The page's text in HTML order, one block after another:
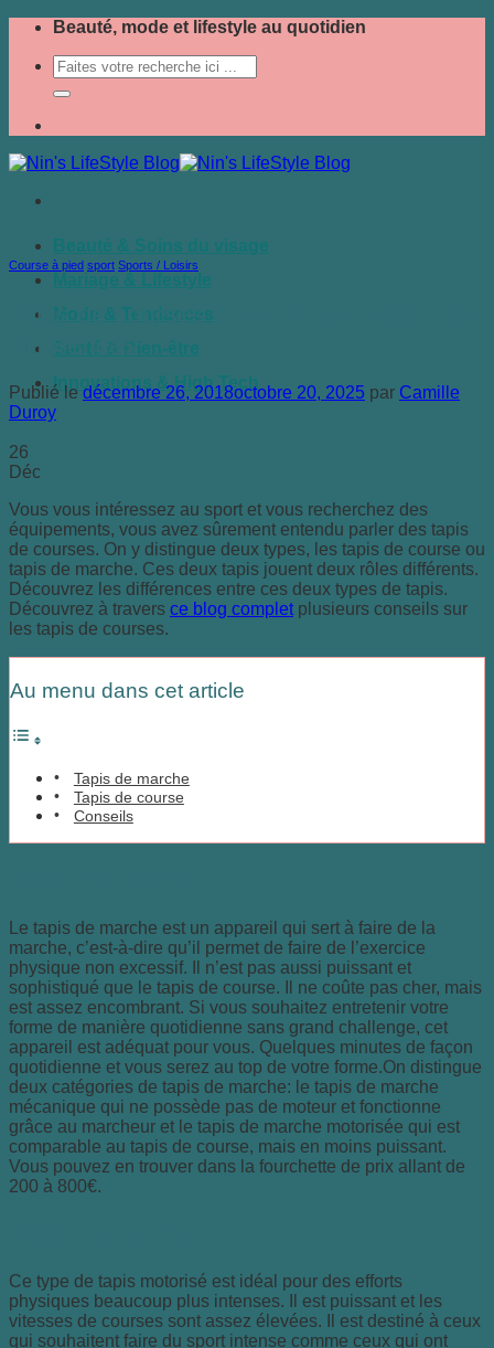
Passer
contenu
Beauté, mode et lifestyle au quotidien
Beauté & Soins du visage
Mariage & Lifestyle
Mode & Tendances
Santé & Bien-être
Innovations & High Tech
Course à pied sport Sports / Loisirs
Tapis de courses ou tapis de marche les
différences
Publié ledécembre 26, 2018octobre 20, 2025 par Camille
Duroy
26
Déc
Vous vous intéressez au sport et vous recherchez des
équipements, vous avez sûrement entendu parler des tapis
de courses. On y distingue deux types, les tapis de course ou
tapis de marche. Ces deux tapis jouent deux rôles différents.
Découvrez les différences entre ces deux types de tapis.
Découvrez à travers ce blog complet plusieurs conseils sur
les tapis de courses.
Au menu dans cet article
Tapis de marche
Tapis de course
Conseils
Le tapis de marche est un appareil qui sert à faire de la
marche, c’est-à-dire qu’il permet de faire de l’exercice
physique non excessif. Il n’est pas aussi puissant et
sophistiqué que le tapis de course. Il ne coûte pas cher, mais
est assez encombrant. Si vous souhaitez entretenir votre
forme de manière quotidienne sans grand challenge, cet
appareil est adéquat pour vous. Quelques minutes de façon
quotidienne et vous serez au top de votre forme.On distingue
deux catégories de tapis de marche: le tapis de marche
mécanique qui ne possède pas de moteur et fonctionne
grâce au marcheur et le tapis de marche motorisée qui est
comparable au tapis de course, mais en moins puissant.
Vous pouvez en trouver dans la fourchette de prix allant de
200 à 800€.
Ce type de tapis motorisé est idéal pour des efforts
physiques beaucoup plus intenses. Il est puissant et les
vitesses de courses sont assez élevées. Il est destiné à ceux
qui souhaitent faire du sport intense comme ceux qui ont